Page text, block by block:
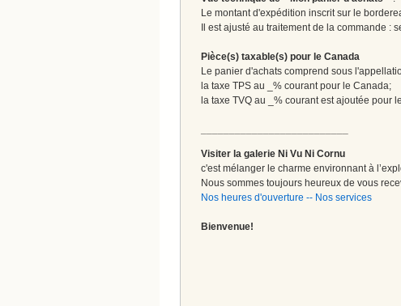
Le montant d'expédition inscrit sur le
Il est ajusté au traitement de la commande :
Pièce(s) taxable(s) pour le Canada
Le panier d'achats comprend sous
la taxe TPS au _% courant pour le Canada;
la taxe TVQ au _% courant est ajoutée pour
Visiter la galerie Ni Vu Ni Cornu
c'est mélanger le charme environnant à
Nous sommes toujours heureux de vous
Nos heures d'ouverture -- Nos services
Bienvenue!